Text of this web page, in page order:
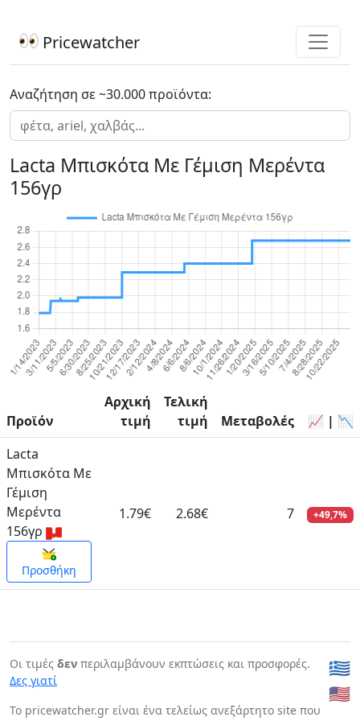
Pricewatcher
Αναζήτηση σε ~30.000 προϊόντα:
Lacta Μπισκότα Με Γέμιση Μερέντα
156γρ
Προϊόν
Αρχική
τιμή
Τελική
τιμή
Μεταβολές
📈 | 📉
Lacta
Μπισκότα Με
Γέμιση
Μερέντα
156γρ
Προσθήκη
1.79€ 2.68€ 7 +49,7%
Οι τιμές δεν περιλαμβάνουν εκπτώσεις και προσφορές.
Δες γιατί
To pricewatcher.gr είναι ένα τελείως ανεξάρτητο site που
🇬🇷
🇺🇸